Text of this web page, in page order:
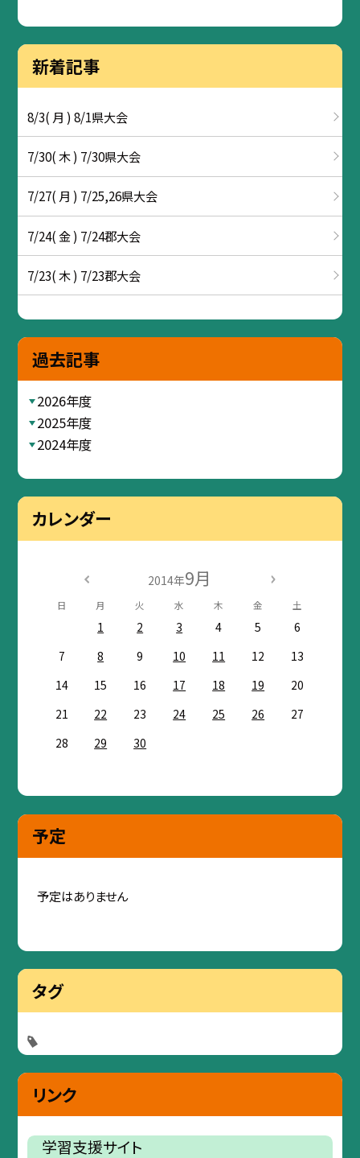
新着記事
8/3( 月 ) 8/1県大会
7/30( 木 ) 7/30県大会
7/27( 月 ) 7/25,26県大会
7/24( 金 ) 7/24郡大会
7/23( 木 ) 7/23郡大会
過去記事
2026年度
2025年度
2024年度
カレンダー
2014年9月
日 月 火 水 木 金 土
1 2 3 4 5
6
7
8 9 10 11 12
13
14
15 16 17 18 19
20
21
22 23 24 25 26
27
28
29 30
予定
予定はありません
タグ
リンク
学習支援サイト